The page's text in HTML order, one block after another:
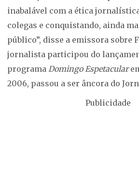
inabalável com a ética
colegas e conquistando, ainda
público”, disse a emissora sobre
jornalista participou do
programa Domingo Espetacular
2006, passou a ser âncora do
Publicidade